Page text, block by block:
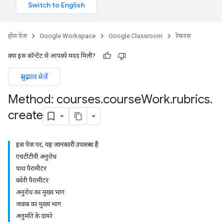
होम पेज Google Workspace Google Classroom रेफ़रंस
क्या इस कॉन्टेंट से आपको मदद मिली?
सुझाव भेजें
Method: courses.courseWork.rubrics.
create
इस पेज पर, यह जानकारी उपलब्ध है
एचटीटीपी अनुरोध
पाथ पैरामीटर
क्वेरी पैरामीटर
अनुरोध का मुख्य भाग
जवाब का मुख्य भाग
अनुमति के दायरे